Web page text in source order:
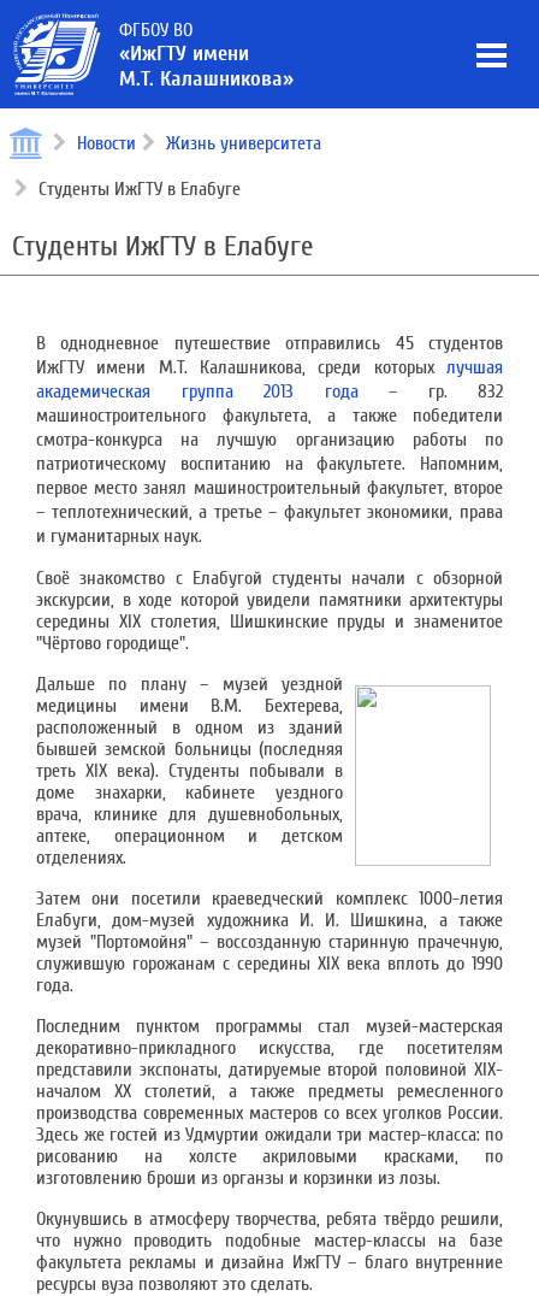
ФГБОУ ВО
«ИжГТУ имени
М.Т. Калашникова»
Новости Жизнь университета
Студенты ИжГТУ в Елабуге
Студенты ИжГТУ в Елабуге
В однодневное путешествие отправились 45 студентов
ИжГТУ имени М.Т. Калашникова, среди которых лучшая
академическая группа 2013 года– гр. 832
машиностроительного факультета, а также победители
смотра-конкурса на лучшую организацию работы по
патриотическому воспитанию на факультете. Напомним,
первое место занял машиностроительный факультет, второе
– теплотехнический, а третье – факультет экономики, права
и гуманитарных наук.
Своё знакомство с Елабугой студенты начали с обзорной
экскурсии, в ходе которой увидели памятники архитектуры
середины XIX столетия, Шишкинские пруды и знаменитое
"Чёртово городище".
Дальше по плану – музей уездной
медицины имени В.М. Бехтерева,
расположенный в одном из зданий
бывшей земской больницы (последняя
треть XIX века). Студенты побывали в
доме знахарки, кабинете уездного
врача, клинике для душевнобольных,
аптеке, операционном и детском
отделениях.
Затем они посетили краеведческий комплекс 1000-летия
Елабуги, дом-музей художника И. И. Шишкина, а также
музей "Портомойня" – воссозданную старинную прачечную,
служившую горожанам с середины XIX века вплоть до 1990
года.
Последним пунктом программы стал музей-мастерская
декоративно-прикладного искусства, где посетителям
представили экспонаты, датируемые второй половиной XIX-
началом XX столетий, а также предметы ремесленного
производства современных мастеров со всех уголков России.
Здесь же гостей из Удмуртии ожидали три мастер-класса: по
рисованию на холсте акриловыми красками, по
изготовлению броши из органзы и корзинки из лозы.
Окунувшись в атмосферу творчества, ребята твёрдо решили,
что нужно проводить подобные мастер-классы на базе
факультета рекламы и дизайна ИжГТУ – благо внутренние
ресурсы вуза позволяют это сделать.